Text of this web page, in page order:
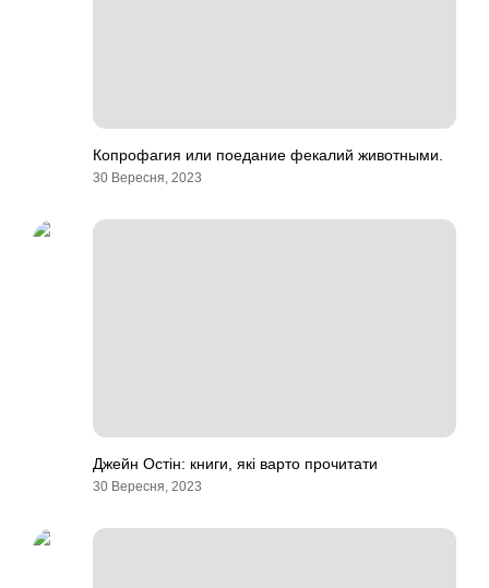
Копрофагия или поедание фекалий животными.
30 Вересня, 2023
Джейн Остін: книги, які варто прочитати
30 Вересня, 2023